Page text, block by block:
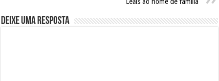
Leais ao nome de família
Deixe uma resposta